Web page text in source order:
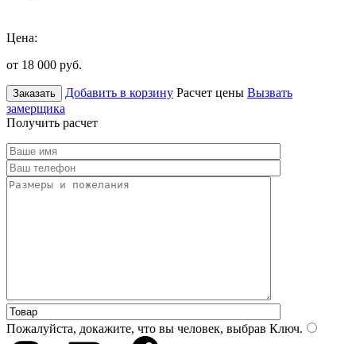
Цена:
от 18 000 руб.
Заказать Добавить в корзину Расчет цены Вызвать
замерщика
Получить расчет
Пожалуйста, докажите, что вы человек, выбрав Ключ.